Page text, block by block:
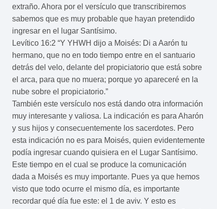
extraño. Ahora por el versículo que transcribiremos
sabemos que es muy probable que hayan pretendido
ingresar en el lugar Santísimo.
Levítico 16:2 “Y YHWH dijo a Moisés: Di a Aarón tu
hermano, que no en todo tiempo entre en el santuario
detrás del velo, delante del propiciatorio que está sobre
el arca, para que no muera; porque yo apareceré en la
nube sobre el propiciatorio.”
También este versículo nos está dando otra información
muy interesante y valiosa. La indicación es para Aharón
y sus hijos y consecuentemente los sacerdotes. Pero
esta indicación no es para Moisés, quien evidentemente
podía ingresar cuando quisiera en el Lugar Santísimo.
Este tiempo en el cual se produce la comunicación
dada a Moisés es muy importante. Pues ya que hemos
visto que todo ocurre el mismo día, es importante
recordar qué día fue este: el 1 de aviv. Y esto es